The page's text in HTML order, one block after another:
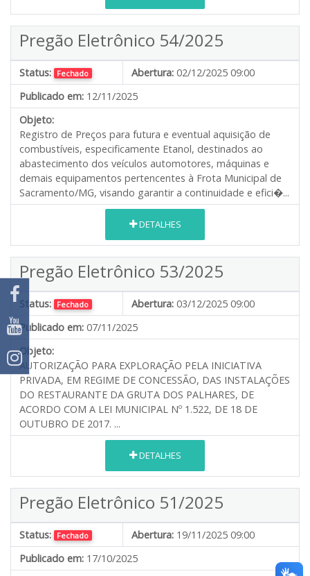
Pregão Eletrônico 54/2025
Status: Fechado Abertura: 02/12/2025 09:00
Publicado em: 12/11/2025
Objeto:
Registro de Preços para futura e eventual aquisição de
combustíveis, especificamente Etanol, destinados ao
abastecimento dos veículos automotores, máquinas e
demais equipamentos pertencentes à Frota Municipal de
Sacramento/MG, visando garantir a continuidade e efici�...
DETALHES
Pregão Eletrônico 53/2025
Status: Fechado Abertura: 03/12/2025 09:00
Publicado em: 07/11/2025
Objeto:
AUTORIZAÇÃO PARA EXPLORAÇÃO PELA INICIATIVA
PRIVADA, EM REGIME DE CONCESSÃO, DAS INSTALAÇÕES
DO RESTAURANTE DA GRUTA DOS PALHARES, DE
ACORDO COM A LEI MUNICIPAL Nº 1.522, DE 18 DE
OUTUBRO DE 2017. ...
DETALHES
Pregão Eletrônico 51/2025
Status: Fechado Abertura: 19/11/2025 09:00
Publicado em: 17/10/2025